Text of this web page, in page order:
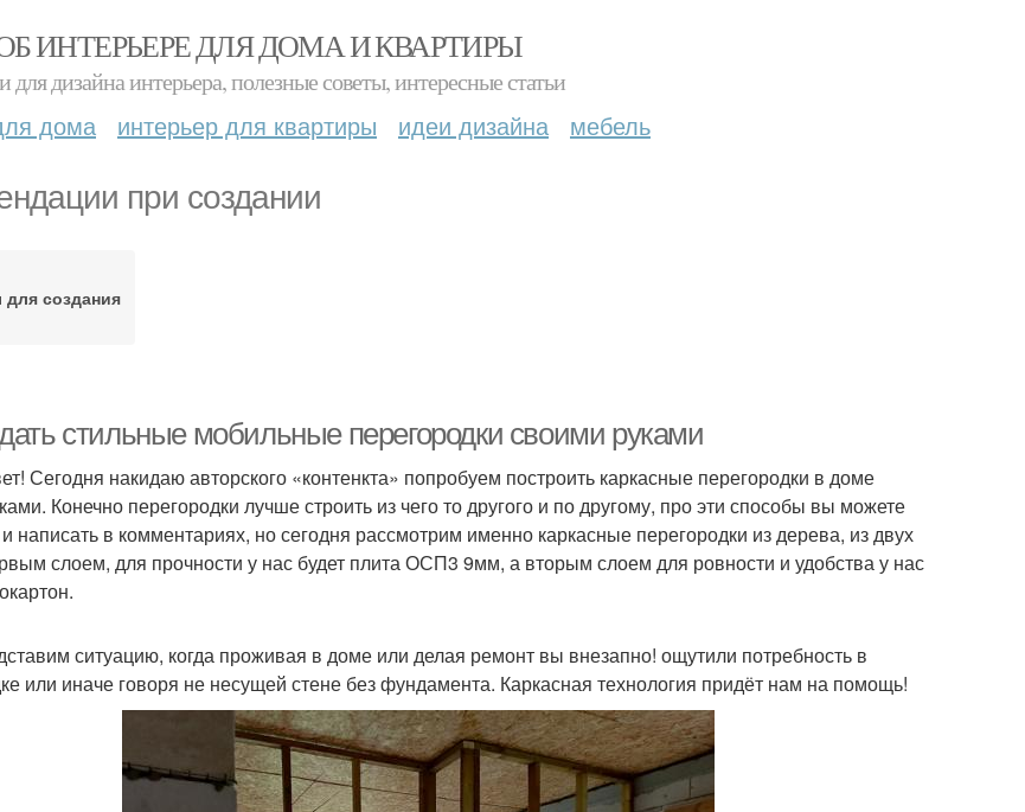
ИНТЕРЬЕРЕ ДЛЯ ДОМА И КВАРТИРЫ
дизайна интерьера, полезные советы, интересные статьи
дома интерьер для квартиры идеи дизайна мебель
при создании
создания
стильные мобильные перегородки своими руками
Сегодня накидаю авторского «контенкта» попробуем построить каркасные перегородки в доме
Конечно перегородки лучше строить из чего то другого и по другому, про эти способы вы можете
и написать в комментариях, но сегодня рассмотрим именно каркасные перегородки из дерева, из двух
слоем, для прочности у нас будет плита ОСП3 9мм, а вторым слоем для ровности и удобства у нас
ситуацию, когда проживая в доме или делая ремонт вы внезапно! ощутили потребность в
или иначе говоря не несущей стене без фундамента. Каркасная технология придёт нам на помощь!